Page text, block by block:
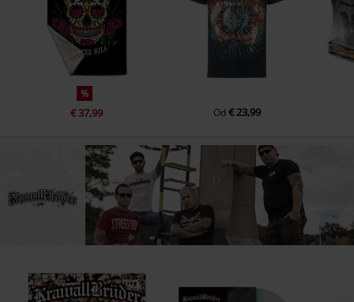
%
€ 37,99 Od € 23,99